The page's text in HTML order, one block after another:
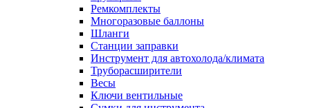
Ремкомплекты
Многоразовые баллоны
Шланги
Станции заправки
Инструмент для автохолода/климата
Труборасширители
Весы
Ключи вентильные